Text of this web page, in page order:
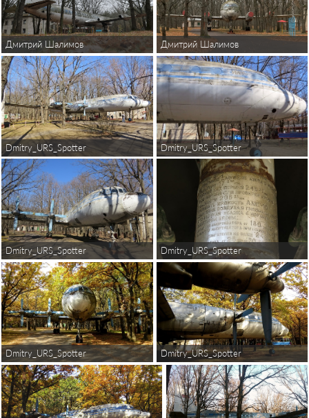
Дмитрий Шалимов Дмитрий Шалимов
Dmitry_URS_Spotter Dmitry_URS_Spotter
Dmitry_URS_Spotter Dmitry_URS_Spotter
Dmitry_URS_Spotter Dmitry_URS_Spotter